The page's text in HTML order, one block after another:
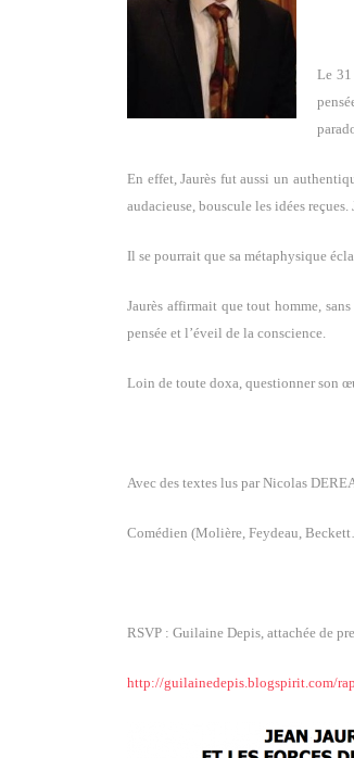
Le
En effet, Jaurès fut aussi un
audacieuse, bouscule les idées
Il se pourrait que sa métaphysique
Jaurès affirmait que tout homme,
pensée et l’éveil de la conscience.
Loin de toute doxa, questionner son
Avec des textes lus par Nicolas
Comédien (Molière, Feydeau,
RSVP : Guilaine Depis, attachée de
http://guilainedepis.blogspirit.com/